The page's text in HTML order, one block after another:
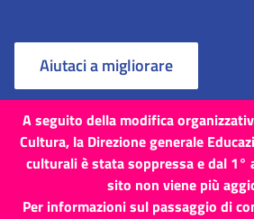
A seguito della modifica
Cultura, la Direzione generale
culturali è stata soppressa e dal
sito non viene più
Per informazioni sul passaggio di
Aiutaci a migliorare
Termini e Condizioni Cookie